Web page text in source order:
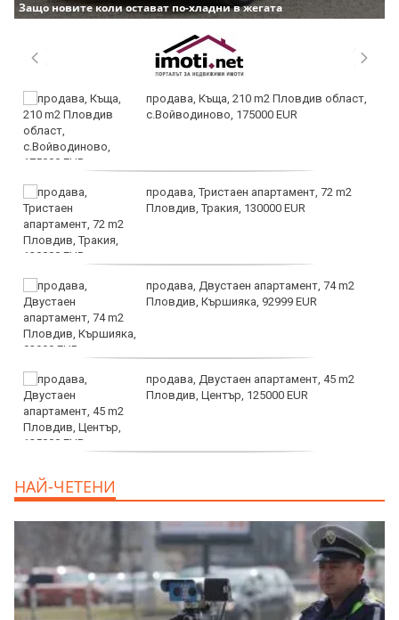
Защо новите коли остават по-хладни в жегата
продава, Къща, 210 m2 Пловдив област,
с.Войводиново, 175000 EUR
продава, Тристаен апартамент, 72 m2
Пловдив, Тракия, 130000 EUR
продава, Двустаен апартамент, 74 m2
Пловдив, Кършияка, 92999 EUR
продава, Двустаен апартамент, 45 m2
Пловдив, Център, 125000 EUR
НАЙ-ЧЕТЕНИ